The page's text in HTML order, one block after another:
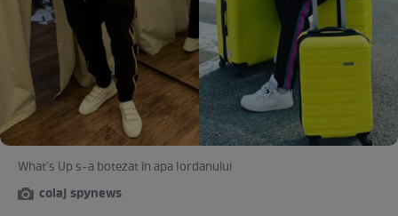
What's Up s-a botezat în apa Iordanului
colaj spynews